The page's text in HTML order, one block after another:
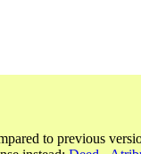
to previous